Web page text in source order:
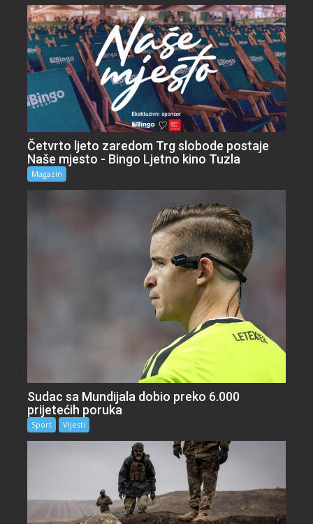
Četvrto ljeto zaredom Trg slobode postaje
Naše mjesto - Bingo Ljetno kino Tuzla
Magazin
Sudac sa Mundijala dobio preko 6.000
prijetećih poruka
Sport Vijesti